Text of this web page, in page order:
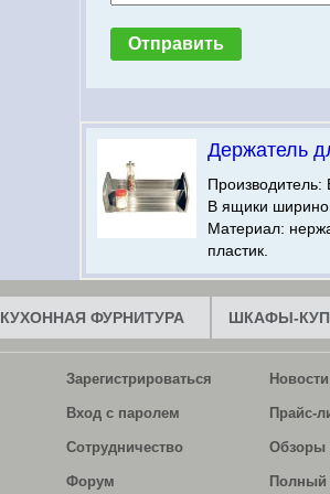
Держатель
Производитель:
В ящики
Материал:
пластик.
КУХОННАЯ ФУРНИТУРА ШКАФЫ-
Зарегистрироваться
Вход с паролем
Сотрудничество
Форум
Новости
Прайс-
Обзоры
Полный